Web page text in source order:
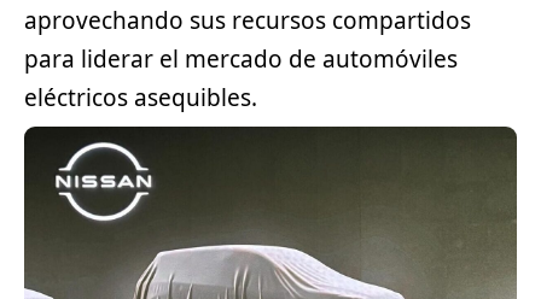
aprovechando sus recursos compartidos
para liderar el mercado de automóviles
eléctricos asequibles.